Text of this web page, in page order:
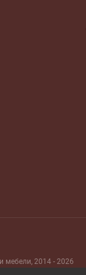
мебели, 2014 - 2026